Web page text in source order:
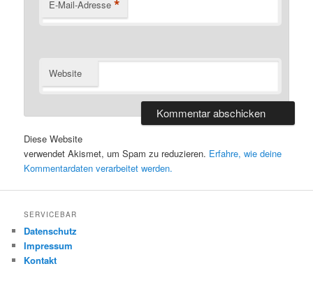
E-Mail-Adresse *
Website
Diese Website
verwendet Akismet, um Spam zu reduzieren. Erfahre, wie deine
Kommentardaten verarbeitet werden.
SERVICEBAR
Datenschutz
Impressum
Kontakt